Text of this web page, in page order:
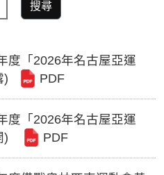
搜尋
度「2026年名古屋亞運
)
PDF
度「2026年名古屋亞運
)
PDF